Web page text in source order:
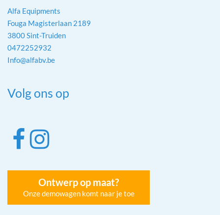
Alfa Equipments
Fouga Magisterlaan 2189
3800 Sint-Truiden
0472252932
Info@alfabv.be
Volg ons op
Ontwerp op maat?
Onze demowagen komt naar je toe